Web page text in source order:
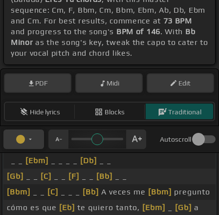
sequence: Cm, F, Bbm, Cm, Bbm, Ebm, Ab, Db, Ebm
and Cm. For best results, commence at 73 BPM
and progress to the song's BPM of 146. With Bb
Minor as the song's key, tweak the capo to cater to
your vocal pitch and chord likes.
PDF Midi Edit
Hide lyrics Blocks Traditional
Autoscroll
[Ebm] [Db]
[Gb]
[C] [F] [Bb]
[Bbm]
[C] [Bb] A veces me [Bbm] pregunto
cómo es que [Eb] te quiero tanto, [Ebm] [Gb] a